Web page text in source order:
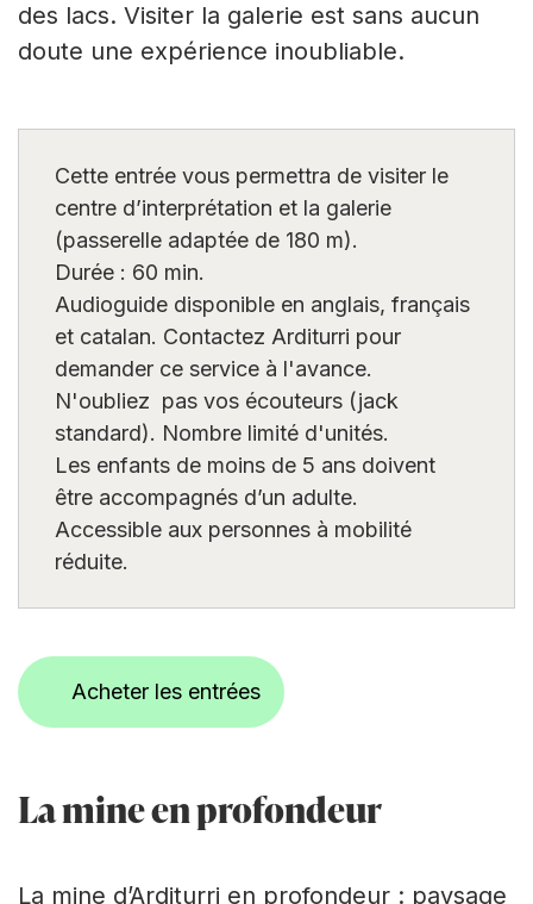
des lacs. Visiter la galerie est sans aucun
doute une expérience inoubliable.
Cette entrée vous permettra de visiter le
centre d’interprétation et la galerie
(passerelle adaptée de 180 m).
Durée : 60 min.
Audioguide disponible en anglais, français
et catalan. Contactez Arditurri pour
demander ce service à l'avance.
N'oubliez pas vos écouteurs (jack
standard). Nombre limité d'unités.
Les enfants de moins de 5 ans doivent
être accompagnés d’un adulte.
Accessible aux personnes à mobilité
réduite.
Acheter les entrées
La mine en profondeur
La mine d’Arditurri en profondeur : paysage